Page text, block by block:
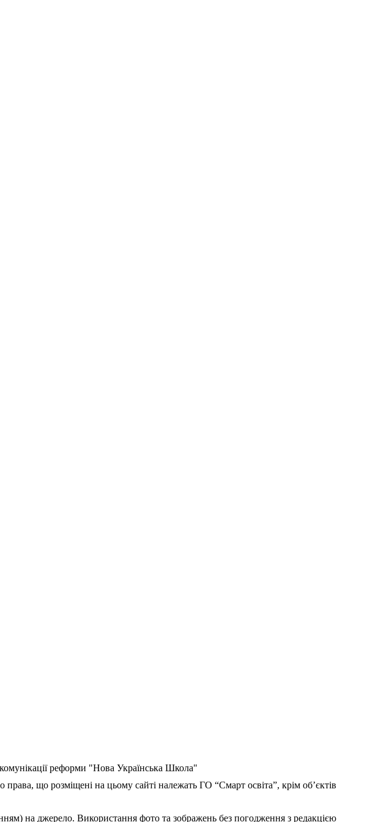
реформи "Нова Українська Школа"
що розміщені на цьому сайті належать ГО “Смарт освіта”, крім об’єктів
на джерело. Використання фото та зображень без погодження з редакцією